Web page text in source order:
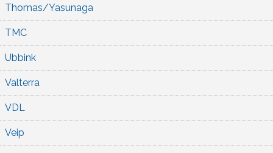
Thomas/Yasunaga
TMC
Ubbink
Valterra
VDL
Veip